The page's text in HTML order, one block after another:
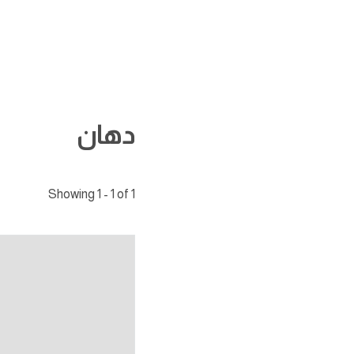
دهان
Showing 1 - 1 of 1